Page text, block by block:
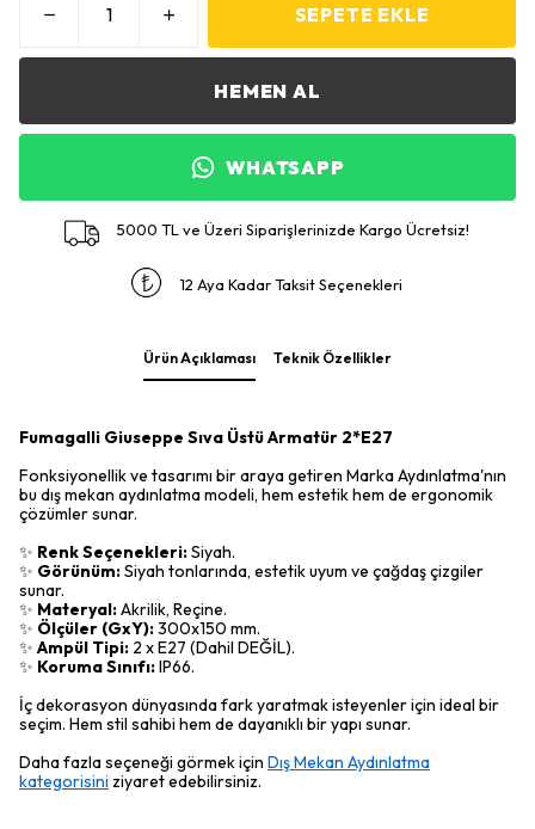
SEPETE EKLE
HEMEN AL
WHATSAPP
5000 TL ve Üzeri Siparişlerinizde Kargo Ücretsiz!
12 Aya Kadar Taksit Seçenekleri
Ürün Açıklaması Teknik Özellikler
Fumagalli Giuseppe Sıva Üstü Armatür 2*E27
Fonksiyonellik ve tasarımı bir araya getiren Marka Aydınlatma'nın
bu dış mekan aydınlatma modeli, hem estetik hem de ergonomik
çözümler sunar.
✨ Renk Seçenekleri:Siyah.
✨ Görünüm:Siyah tonlarında, estetik uyum ve çağdaş çizgiler
sunar.
✨ Materyal:Akrilik, Reçine.
✨ Ölçüler (GxY):300x150 mm.
✨ Ampül Tipi: 2 x E27 (Dahil DEĞİL).
✨ Koruma Sınıfı:IP66.
İç dekorasyon dünyasında fark yaratmak isteyenler için ideal bir
seçim. Hem stil sahibi hem de dayanıklı bir yapı sunar.
Daha fazla seçeneği görmek için Dış Mekan Aydınlatma
kategorisini ziyaret edebilirsiniz.